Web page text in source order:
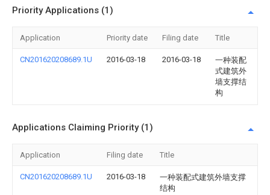
Priority Applications (1)
Application Priority date Filing date Title
CN201620208689.1U 2016-03-18 2016-03-18
一种装配
式建筑外
墙支撑结
构
Applications Claiming Priority (1)
Application Filing date Title
CN201620208689.1U 2016-03-18
一种装配式建筑外墙支撑
结构